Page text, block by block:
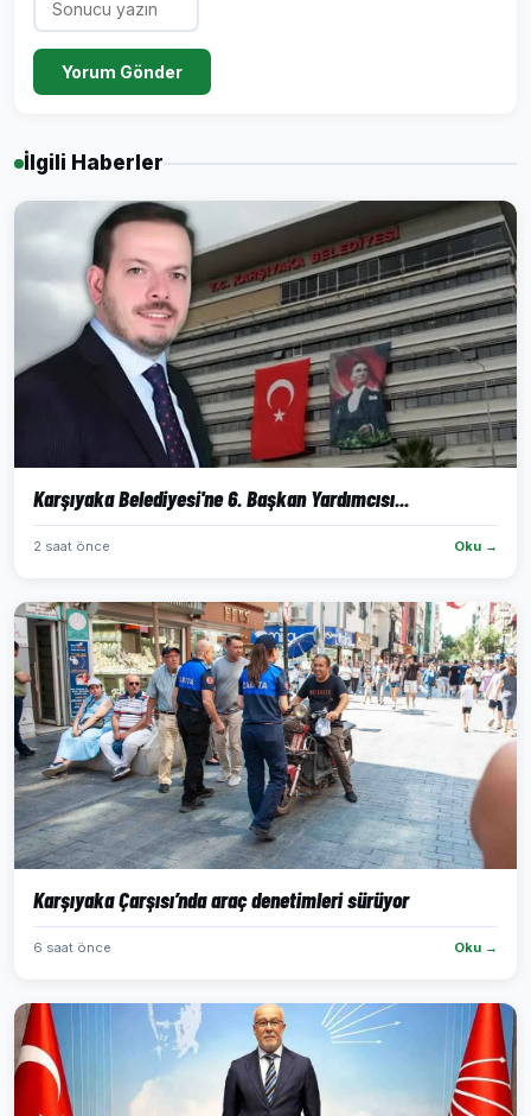
Yorum Gönder
İlgili Haberler
Karşıyaka Belediyesi'ne 6. Başkan Yardımcısı...
2 saat önce Oku →
Karşıyaka Çarşısı’nda araç denetimleri sürüyor
6 saat önce Oku →